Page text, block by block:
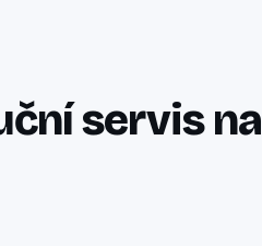
servis na